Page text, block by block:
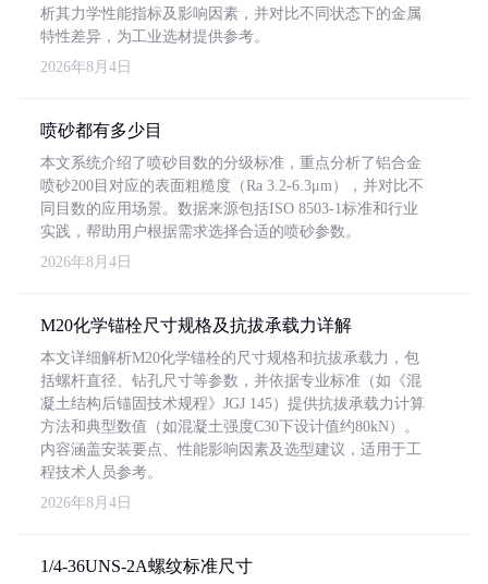
析其力学性能指标及影响因素，并对比不同状态下的金属
特性差异，为工业选材提供参考。
2026年8月4日
喷砂都有多少目
本文系统介绍了喷砂目数的分级标准，重点分析了铝合金
喷砂200目对应的表面粗糙度（Ra 3.2-6.3μm），并对比不
同目数的应用场景。数据来源包括ISO 8503-1标准和行业
实践，帮助用户根据需求选择合适的喷砂参数。
2026年8月4日
M20化学锚栓尺寸规格及抗拔承载力详解
本文详细解析M20化学锚栓的尺寸规格和抗拔承载力，包
括螺杆直径、钻孔尺寸等参数，并依据专业标准（如《混
凝土结构后锚固技术规程》JGJ 145）提供抗拔承载力计算
方法和典型数值（如混凝土强度C30下设计值约80kN）。
内容涵盖安装要点、性能影响因素及选型建议，适用于工
程技术人员参考。
2026年8月4日
1/4-36UNS-2A螺纹标准尺寸